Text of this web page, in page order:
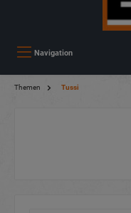
Navigation
Themen Tussi